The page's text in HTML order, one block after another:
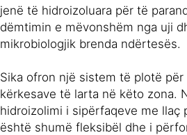
jenë të hidroizoluara për të
dëmtimin e mëvonshëm nga uji
mikrobiologjik brenda ndërtesës.
Sika ofron një sistem të plotë
kërkesave të larta në këto zona.
hidroizolimi i sipërfaqeve me llaç
është shumë fleksibël dhe i